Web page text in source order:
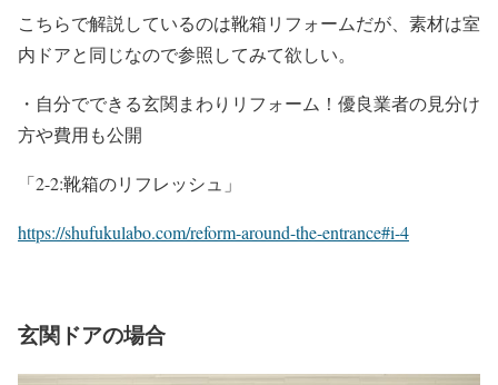
こちらで解説しているのは靴箱リフォームだが、素材は室
内ドアと同じなので参照してみて欲しい。
・自分でできる玄関まわりリフォーム！優良業者の見分け
方や費用も公開
「2-2:靴箱のリフレッシュ」
https://shufukulabo.com/reform-around-the-entrance#i-4
玄関ドアの場合